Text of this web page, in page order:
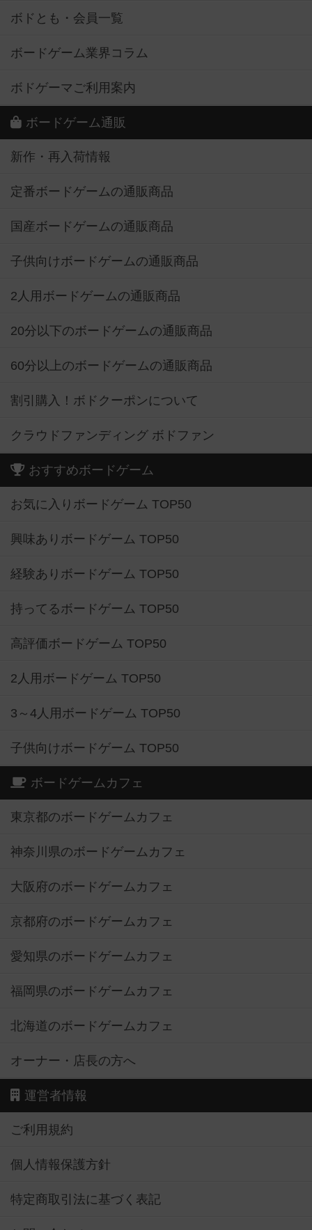
ボドとも・会員一覧
ボードゲーム業界コラム
ボドゲーマご利用案内
ボードゲーム通販
新作・再入荷情報
定番ボードゲームの通販商品
国産ボードゲームの通販商品
子供向けボードゲームの通販商品
2人用ボードゲームの通販商品
20分以下のボードゲームの通販商品
60分以上のボードゲームの通販商品
割引購入！ボドクーポンについて
クラウドファンディング ボドファン
おすすめボードゲーム
お気に入りボードゲーム TOP50
興味ありボードゲーム TOP50
経験ありボードゲーム TOP50
持ってるボードゲーム TOP50
高評価ボードゲーム TOP50
2人用ボードゲーム TOP50
3～4人用ボードゲーム TOP50
子供向けボードゲーム TOP50
ボードゲームカフェ
東京都のボードゲームカフェ
神奈川県のボードゲームカフェ
大阪府のボードゲームカフェ
京都府のボードゲームカフェ
愛知県のボードゲームカフェ
福岡県のボードゲームカフェ
北海道のボードゲームカフェ
オーナー・店長の方へ
運営者情報
ご利用規約
個人情報保護方針
特定商取引法に基づく表記